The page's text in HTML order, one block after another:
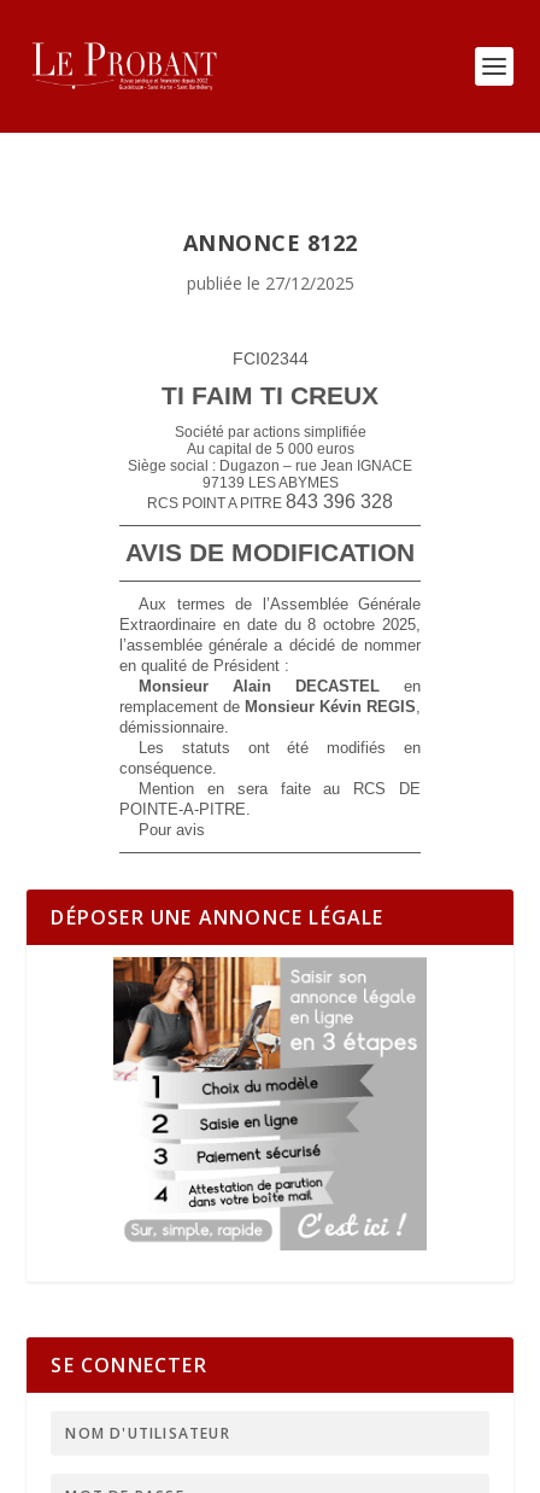
ANNONCE 8122
publiée le 27/12/2025
FCI02344
TI FAIM TI CREUX
Société par actions simplifiée
Au capital de 5 000 euros
Siège social : Dugazon – rue Jean IGNACE
97139 LES ABYMES
RCS POINT A PITRE 843 396 328
AVIS DE MODIFICATION
Aux termes de l’Assemblée Générale
Extraordinaire en date du 8 octobre 2025,
l’assemblée générale a décidé de nommer
en qualité de Président :
Monsieur Alain DECASTEL en
remplacement de Monsieur Kévin REGIS,
démissionnaire.
Les statuts ont été modifiés en
conséquence.
Mention en sera faite au RCS DE
POINTE-A-PITRE.
Pour avis
DÉPOSER UNE ANNONCE LÉGALE
SE CONNECTER